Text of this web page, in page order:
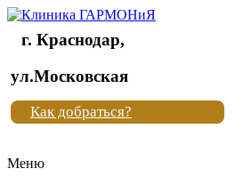
Клиника
"Новая
жизнь"
Клиника
г. Краснодар,
ул.Московская
Как добраться?
Меню